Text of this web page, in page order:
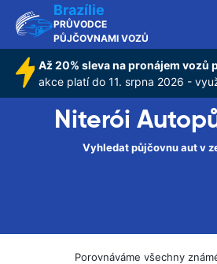
Brazílie
PRŮVODCE
PŮJČOVNAMI VOZŮ
Až 20% sleva na pronájem vozů
akce platí do 11. srpna 2026 -
Niterói
Vyhledat půjčovnu aut v
Porovnáváme všechny